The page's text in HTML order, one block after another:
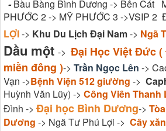
-Bàu Bàng Bình Dương -> Bến Cát
PHƯỚC 2 -> MỸ PHƯỚC 3 ->VSIP 2
LỢI-> Khu Du Lịch Đại Nam-> Ngã
Dầu một -> Đại Học Việt Đức
miền đông )-> Trần Ngọc Lên ->
Vạn ->Bệnh Viện 512 giường ->
Huỳnh Văn Lũy) -> Công Viên Thanh
Đình -> Đại học Bình Dương->
Dương -> Ngã Tư Phú Lợi -> Cây